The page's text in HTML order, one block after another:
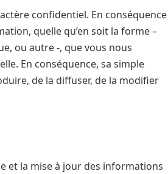
confidentiel. En conséquence
quelle qu’en soit la forme –
ou autre -, que vous nous
En conséquence, sa simple
de la diffuser, de la modifier
et la mise à jour des informations